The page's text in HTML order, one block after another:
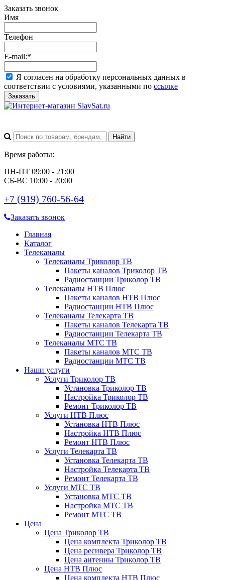
Заказать звонок
Имя
Телефон
E-mail:*
Я согласен на обработку персональных данных в
соответствии с условиями, указанными по ссылке
Заказать
Время работы:
ПН-ПТ 09:00 - 21:00
СБ-ВС 10:00 - 20:00
+7 (919) 760-56-64
Заказать звонок
Главная
Каталог
Телеканалы
Телеканалы Триколор ТВ
Пакеты каналов Триколор ТВ
Радиостанции Триколор ТВ
Телеканалы НТВ Плюс
Пакеты каналов НТВ Плюс
Радиостанции НТВ Плюс
Телеканалы Телекарта ТВ
Пакеты каналов Телекарта ТВ
Радиостанции Телекарта ТВ
Телеканалы МТС ТВ
Пакеты каналов МТС ТВ
Радиостанции МТС ТВ
Наши услуги
Услуги Триколор ТВ
Установка Триколор ТВ
Настройка Триколор ТВ
Ремонт Триколор ТВ
Услуги НТВ Плюс
Установка НТВ Плюс
Настройка НТВ Плюс
Ремонт НТВ Плюс
Услуги Телекарта ТВ
Установка Телекарта ТВ
Настройка Телекарта ТВ
Ремонт Телекарта ТВ
Услуги МТС ТВ
Установка МТС ТВ
Настройка МТС ТВ
Ремонт МТС ТВ
Цена
Цена Триколор ТВ
Цена комплекта Триколор ТВ
Цена ресивера Триколор ТВ
Цена антенны Триколор ТВ
Цена НТВ Плюс
Цена комплекта НТВ Плюс